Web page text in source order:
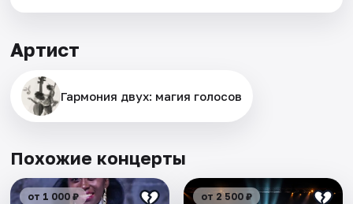
Артист
Гармония двух: магия голосов
Похожие концерты
от 1 000 ₽ от 2 500 ₽